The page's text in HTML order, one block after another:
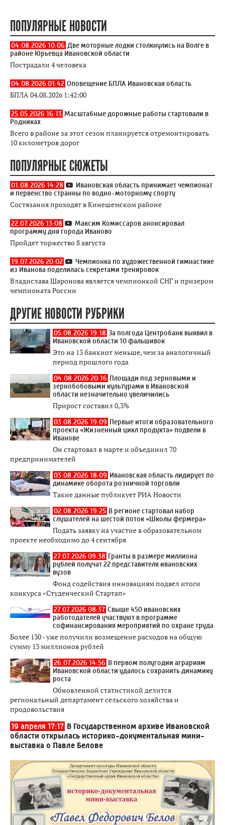
ПОПУЛЯРНЫЕ НОВОСТИ
04.08.2026 10:06 Две моторные лодки столкнулись на Волге в
районе Юрьевца Ивановской области
Пострадали 4 человека
04.08.2026 01:42 Оповещение БПЛА Ивановская область
БПЛА 04.08.2026 1:42:00
25.05.2026 16:13 Масштабные дорожные работы стартовали в
Родниках
Всего в районе за этот сезон планируется отремонтировать
10 километров дорог
ПОПУЛЯРНЫЕ СЮЖЕТЫ
01.08.2026 14:28
Ивановская область принимает чемпионат
и первенство странны по водно-моторному спорту
Состязания проходят в Кинешемском районе
22.07.2026 13:08
Максим Комиссаров анонсировал
программу дня города Иваново
Пройдет торжество 8 августа
19.07.2026 20:02
Чемпионка по художественной гимнастике
из Иванова поделилась секретами тренировок
Владислава Шаронова является чемпионкой СНГ и призером
чемпионата России
ДРУГИЕ НОВОСТИ РУБРИКИ
05.08.2026 19:18 За полгода Центробанк выявил в
Ивановской области 10 фальшивок
Это на 13 банкнот меньше, чем за аналогичный
период прошлого года
04.08.2026 20:16 Площади под зерновыми и
зернобобовыми культурами в Ивановской
области незначительно увеличились
Прирост составил 0,3%
03.08.2026 19:09 Первые итоги образовательного
проекта «Жизненный цикл продукта» подвели в
Иванове
Он стартовал в марте и объединил 70
предпринимателей
03.08.2026 18:09 Ивановская область лидирует по
динамике оборота розничной торговли
Такие данные публикует РИА Новости
02.08.2026 19:25 В регионе стартовал набор
слушателей на шестой поток «Школы фермера»
Подать заявку на участие в образовательном
проекте необходимо до 4 сентября
27.07.2026 09:38 Гранты в размере миллиона
рублей получат 22 представителя ивановских
вузов
Фонд содействия инновациям подвел итоги
конкурса «Студенческий Стартап»
27.07.2026 08:37 Свыше 450 ивановских
работодателей участвуют в программе
софинансирования мероприятий по охране труда
Более 130 - уже получили возмещение расходов на общую
сумму 13 миллионов рублей
26.07.2026 14:56 В первом полугодии аграриям
Ивановской области удалось сохранить динамику
роста
Обновленной статистикой делится
региональный департамент сельского хозяйства и
продовольствия
19 апреля 17:17 В Государственном архиве Ивановской
области открылась историко-документальная мини-
выставка о Павле Белове